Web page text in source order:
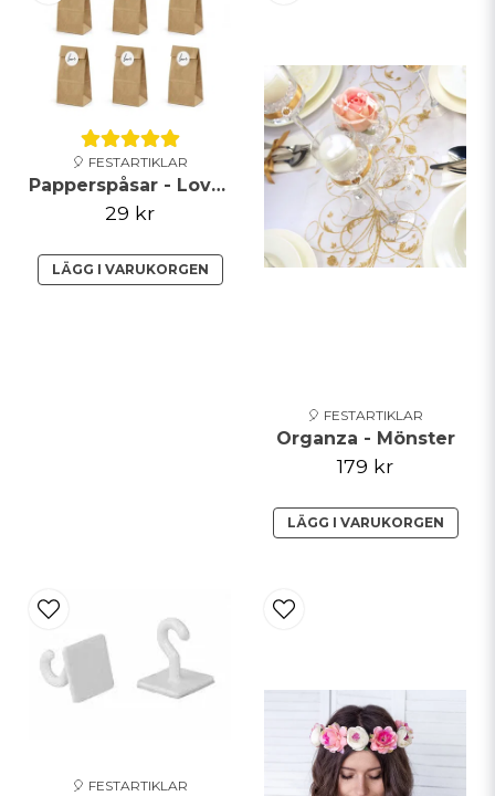
🎈 FESTARTIKLAR
Papperspåsar - Love - Brun
29 kr
LÄGG I VARUKORGEN
🎈 FESTARTIKLAR
Organza - Mönster
179 kr
LÄGG I VARUKORGEN
🎈 FESTARTIKLAR
Ja, ni får publicera min fråga
Skicka fråga